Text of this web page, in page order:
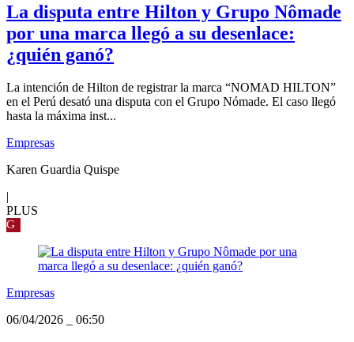
La disputa entre Hilton y Grupo Nômade
por una marca llegó a su desenlace:
¿quién ganó?
La intención de Hilton de registrar la marca “NOMAD HILTON”
en el Perú desató una disputa con el Grupo Nómade. El caso llegó
hasta la máxima inst...
Empresas
Karen Guardia Quispe
PLUS
G
Empresas
06/04/2026
06:50